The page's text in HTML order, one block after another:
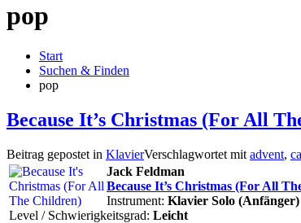
pop
Start
Suchen & Finden
pop
Because It’s Christmas (For All
Beitrag gepostet in KlavierVerschlagwortet mit advent,
Jack Feldman
Because It’s Christmas (For All
Instrument: Klavier Solo (Anfänger)
Level / Schwierigkeitsgrad: Leicht